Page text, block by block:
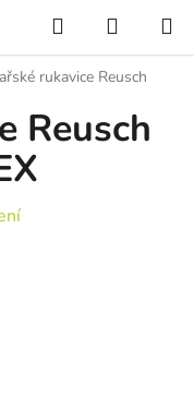
Hledat
rukavice Reusch
Reusch
5 hvězdiček.